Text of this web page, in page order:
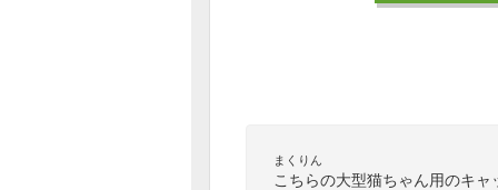
まくりん
こちらの大型猫ちゃん用のキ